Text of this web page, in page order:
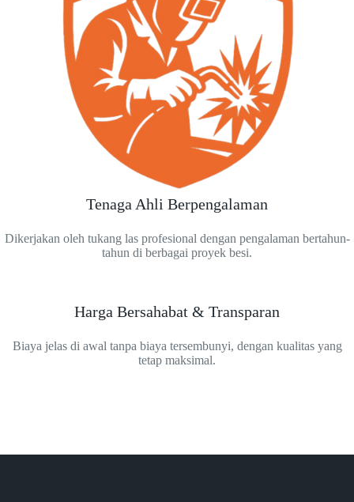
Tenaga Ahli Berpengalaman
Dikerjakan oleh tukang las profesional dengan pengalaman bertahun-
tahun di berbagai proyek besi.
Harga Bersahabat & Transparan
Biaya jelas di awal tanpa biaya tersembunyi, dengan kualitas yang
tetap maksimal.